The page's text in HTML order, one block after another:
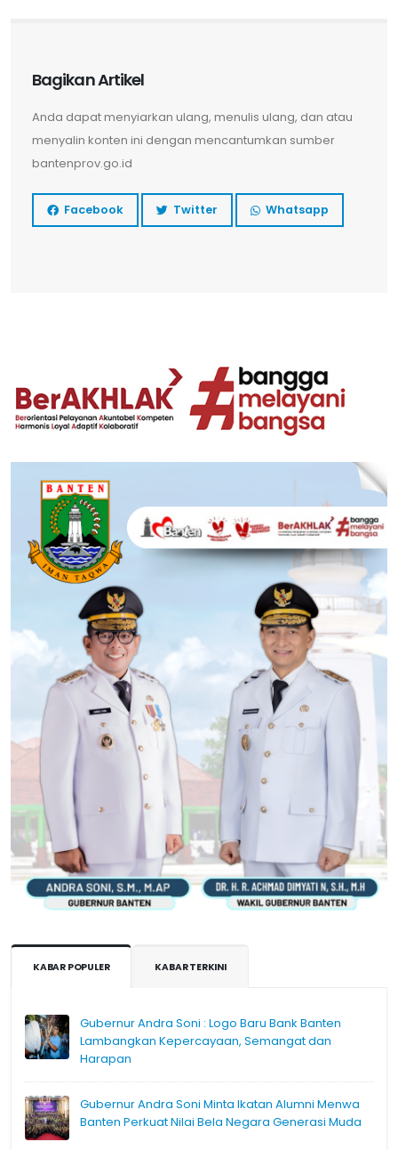
Bagikan Artikel
Anda dapat menyiarkan ulang, menulis ulang, dan atau
menyalin konten ini dengan mencantumkan sumber
bantenprov.go.id
Facebook Twitter Whatsapp
KABAR POPULER KABAR TERKINI
Gubernur Andra Soni : Logo Baru Bank Banten
Lambangkan Kepercayaan, Semangat dan
Harapan
Gubernur Andra Soni Minta Ikatan Alumni Menwa
Banten Perkuat Nilai Bela Negara Generasi Muda